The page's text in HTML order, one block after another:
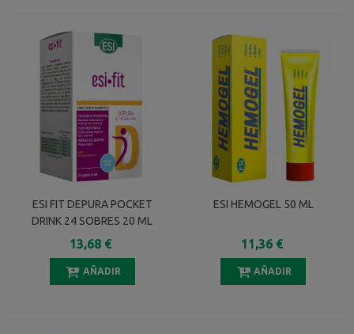
ESI FIT DEPURA POCKET
DRINK 24 SOBRES 20 ML
SABOR NARANJA SANGUINA
13,68 €
AÑADIR
ESI HEMOGEL 50 ML
11,36 €
AÑADIR